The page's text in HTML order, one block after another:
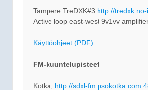
Tampere TreDXK#3 http://
Active loop east-west 9v1vv amplifier
Käyttöohjeet (PDF)
FM-kuuntelupisteet
Kotka, http://sdxl-